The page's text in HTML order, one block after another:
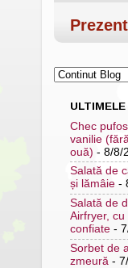
Chec
vanilie
ouă) - 8/8/
Salată de
și lămâie -
Salată de
Airfryer,
confiate -
Sorbet de
zmeură -